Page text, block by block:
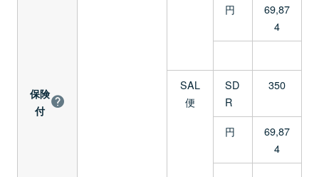
保険
付
円
69,87
4
SAL
便
SD
R
350
円
69,87
4